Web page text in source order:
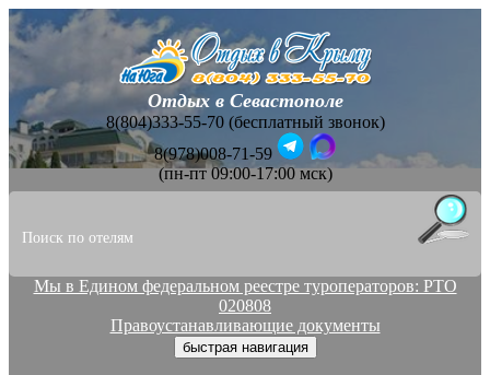
Отдых в Севастополе
8(804)333-55-70 (бесплатный звонок)
8(978)008-71-59
(пн-пт 09:00-17:00 мск)
Мы в Едином федеральном реестре туроператоров: РТО
020808
Правоустанавливающие документы
быстрая навигация